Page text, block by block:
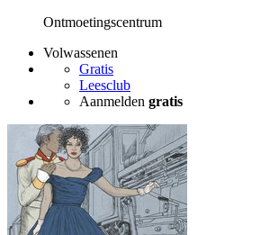
Ontmoetingscentrum
Volwassenen
Gratis
Leesclub
Aanmelden gratis